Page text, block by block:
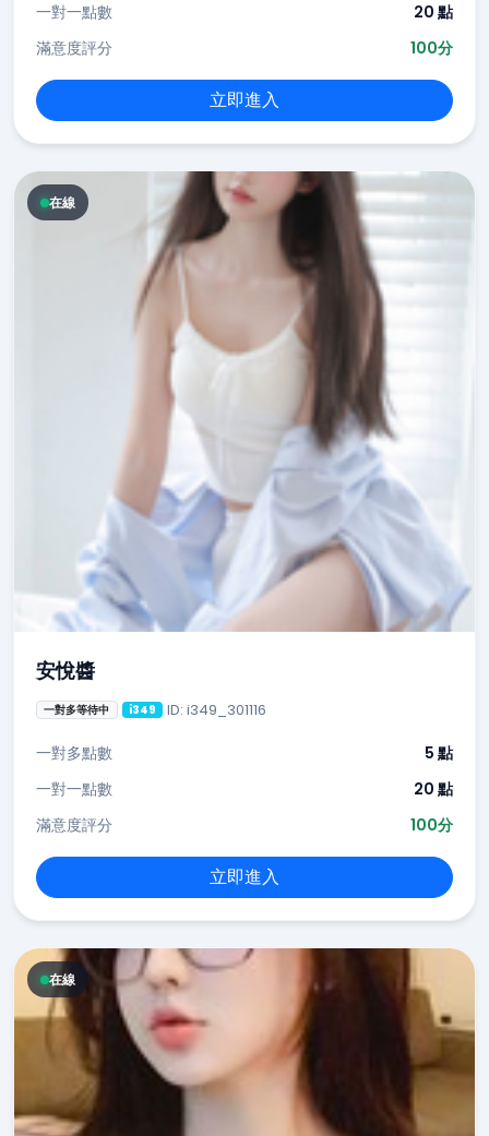
一對一點數
20 點
滿意度評分
100分
立即進入
在線
安悅醬
一對多等待中 i349 ID: i349_301116
一對多點數
5 點
一對一點數
20 點
滿意度評分
100分
立即進入
在線